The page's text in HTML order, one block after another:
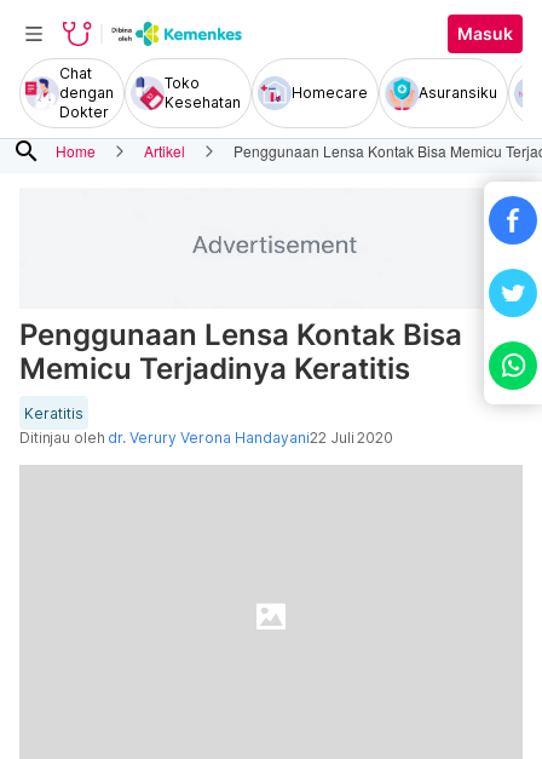
Masuk
Chat
dengan
Dokter
Toko
Kesehatan
Homecare Asuransiku
search Home Artikel Penggunaan Lensa Kontak Bisa Memicu
Penggunaan Lensa Kontak Bisa
Memicu Terjadinya Keratitis
Keratitis
Ditinjau oleh dr. Verury Verona Handayani22 Juli 2020